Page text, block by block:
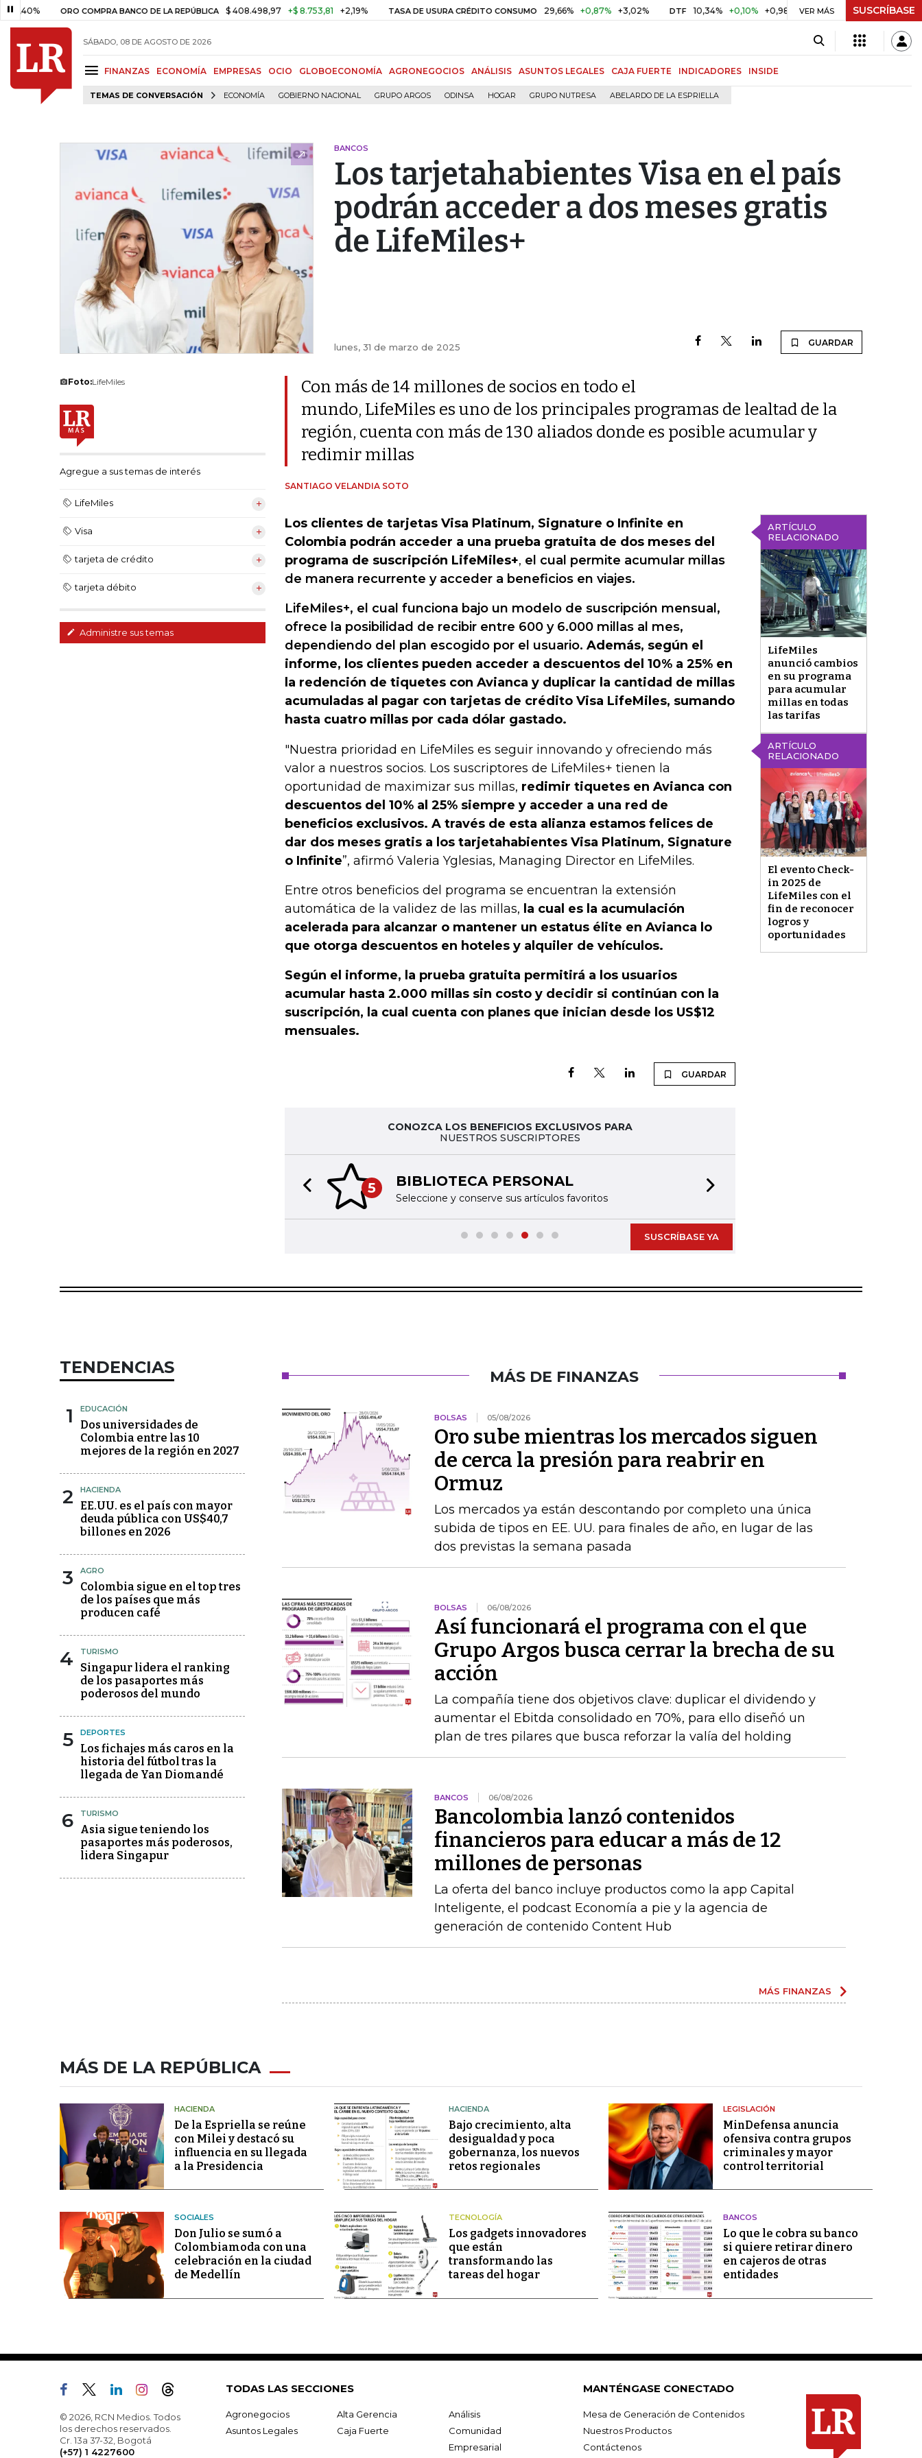
ORO COMPRA BANCO DE LA REPÚBLICA $ 408.498,97 +$ 8.753,81 +2,19% TASA DE USURA CRÉDITO CONSUMO 29,66% +0,87% +3,02% DTF 10,34% +0,10% +0,98% UVR $ 417,01 +$ 0,05 +0,01%
VER MÁS SUSCRÍBASE
SÁBADO, 08 DE AGOSTO DE 2026
FINANZAS ECONOMÍA EMPRESAS OCIO GLOBOECONOMÍA AGRONEGOCIOS ANÁLISIS ASUNTOS LEGALES CAJA FUERTE INDICADORES INSIDE
TEMAS DE CONVERSACIÓN ECONOMÍA GOBIERNO NACIONAL GRUPO ARGOS ODINSA HOGAR GRUPO NUTRESA ABELARDO DE LA ESPRIELLA
BANCOS
Los tarjetahabientes Visa en el país
podrán acceder a dos meses gratis
de LifeMiles+
lunes, 31 de marzo de 2025 GUARDAR
Foto:LifeMiles
Agregue a sus temas de interés
LifeMiles
Visa
tarjeta de crédito
tarjeta débito
Administre sus temas
Con más de 14 millones de socios en todo el
mundo, LifeMiles es uno de los principales programas de lealtad de la
región, cuenta con más de 130 aliados donde es posible acumular y
redimir millas
SANTIAGO VELANDIA SOTO
ARTÍCULO
RELACIONADO
LifeMiles
anunció cambios
en su programa
para acumular
millas en todas
las tarifas
Los clientes de tarjetas Visa Platinum, Signature o Infinite en
Colombia podrán acceder a una prueba gratuita de dos meses del
programa de suscripción LifeMiles+, el cual permite acumular millas
de manera recurrente y acceder a beneficios en viajes.
ARTÍCULO
RELACIONADO
El evento Check-
in 2025 de
LifeMiles con el
fin de reconocer
logros y
oportunidades
LifeMiles+, el cual funciona bajo un modelo de suscripción mensual,
ofrece la posibilidad de recibir entre 600 y 6.000 millas al mes,
dependiendo del plan escogido por el usuario. Además, según el
informe, los clientes pueden acceder a descuentos del 10% a 25% en
la redención de tiquetes con Avianca y duplicar la cantidad de millas
acumuladas al pagar con tarjetas de crédito Visa LifeMiles, sumando
hasta cuatro millas por cada dólar gastado.
"Nuestra prioridad en LifeMiles es seguir innovando y ofreciendo más
valor a nuestros socios. Los suscriptores de LifeMiles+ tienen la
oportunidad de maximizar sus millas, redimir tiquetes en Avianca con
descuentos del 10% al 25% siempre y acceder a una red de
beneficios exclusivos. A través de esta alianza estamos felices de
dar dos meses gratis a los tarjetahabientes Visa Platinum, Signature
o Infinite”, afirmó Valeria Yglesias, Managing Director en LifeMiles.
Entre otros beneficios del programa se encuentran la extensión
automática de la validez de las millas, la cual es la acumulación
acelerada para alcanzar o mantener un estatus élite en Avianca lo
que otorga descuentos en hoteles y alquiler de vehículos.
Según el informe, la prueba gratuita permitirá a los usuarios
acumular hasta 2.000 millas sin costo y decidir si continúan con la
suscripción, la cual cuenta con planes que inician desde los US$12
mensuales.
GUARDAR
CONOZCA LOS BENEFICIOS EXCLUSIVOS PARA
NUESTROS SUSCRIPTORES
5 BIBLIOTECA PERSONAL
Seleccione y conserve sus artículos favoritos
Previous slide
SUSCRÍBASE YA
TENDENCIAS
1 EDUCACIÓN
Dos universidades de
Colombia entre las 10
mejores de la región en 2027
2 HACIENDA
EE.UU. es el país con mayor
deuda pública con US$40,7
billones en 2026
3 AGRO
Colombia sigue en el top tres
de los países que más
producen café
4 TURISMO
Singapur lidera el ranking
de los pasaportes más
poderosos del mundo
5 DEPORTES
Los fichajes más caros en la
historia del fútbol tras la
llegada de Yan Diomandé
6 TURISMO
Asia sigue teniendo los
pasaportes más poderosos,
lidera Singapur
MÁS DE FINANZAS
BOLSAS 05/08/2026
Oro sube mientras los mercados siguen
de cerca la presión para reabrir en
Ormuz
Los mercados ya están descontando por completo una única
subida de tipos en EE. UU. para finales de año, en lugar de las
dos previstas la semana pasada
BOLSAS 06/08/2026
Así funcionará el programa con el que
Grupo Argos busca cerrar la brecha de su
acción
La compañía tiene dos objetivos clave: duplicar el dividendo y
aumentar el Ebitda consolidado en 70%, para ello diseñó un
plan de tres pilares que busca reforzar la valía del holding
BANCOS 06/08/2026
Bancolombia lanzó contenidos
financieros para educar a más de 12
millones de personas
La oferta del banco incluye productos como la app Capital
Inteligente, el podcast Economía a pie y la agencia de
generación de contenido Content Hub
MÁS FINANZAS
MÁS DE LA REPÚBLICA
HACIENDA
De la Espriella se reúne
con Milei y destacó su
influencia en su llegada
a la Presidencia
HACIENDA
Bajo crecimiento, alta
desigualdad y poca
gobernanza, los nuevos
retos regionales
LEGISLACIÓN
MinDefensa anuncia
ofensiva contra grupos
criminales y mayor
control territorial
SOCIALES
Don Julio se sumó a
Colombiamoda con una
celebración en la ciudad
de Medellín
TECNOLOGÍA
Los gadgets innovadores
que están
transformando las
tareas del hogar
BANCOS
Lo que le cobra su banco
si quiere retirar dinero
en cajeros de otras
entidades
© 2026, RCN Medios. Todos
los derechos reservados.
Cr. 13a 37-32, Bogotá
(+57) 1 4227600
TODAS LAS SECCIONES
Agronegocios Alta Gerencia
Análisis
Asuntos Legales
Caja Fuerte
Comunidad
Empresarial
MANTÉNGASE CONECTADO
Mesa de Generación de Contenidos
Nuestros Productos
Contáctenos